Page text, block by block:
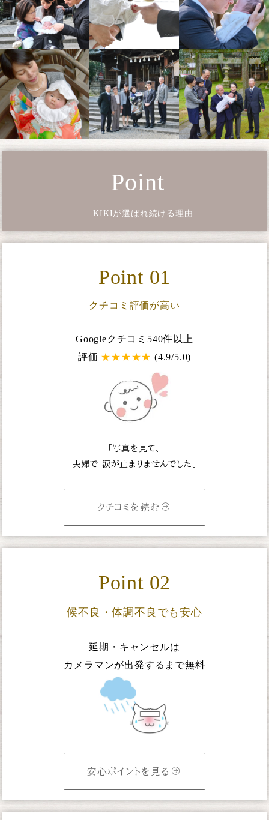
Point
KIKIが選ばれ続ける理由
Point 01
クチコミ評価が高い
Googleクチコミ540件以上
評価 ★★★★★(4.9/5.0)
「写真を見て、
夫婦で 涙が止まりませんでした」
クチコミを読む
Point 02
候不良・体調不良でも安心
延期・キャンセルは
カメラマンが出発するまで無料
安心ポイントを見る